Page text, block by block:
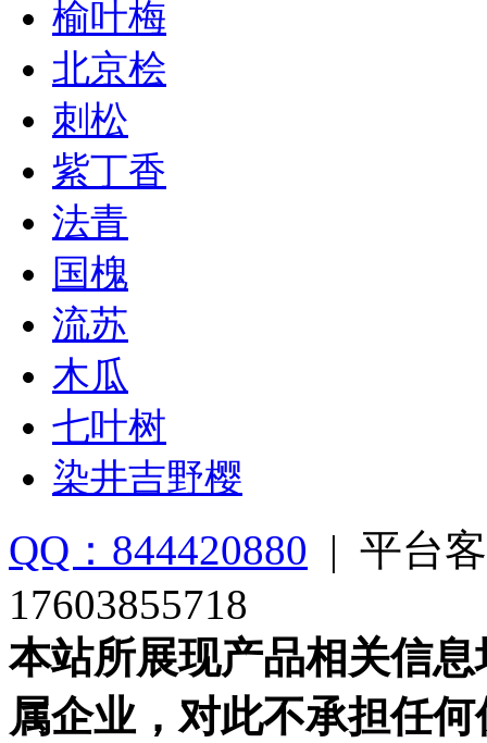
榆叶梅
北京桧
刺松
紫丁香
法青
国槐
流苏
木瓜
七叶树
染井吉野樱
QQ：844420880 | 平台
17603855718
本站所展现产品相关信
属企业，对此不承担任